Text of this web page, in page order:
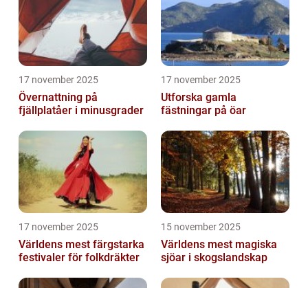
17 november 2025
Övernattning på
fjällplatåer i minusgrader
17 november 2025
Utforska gamla
fästningar på öar
17 november 2025
Världens mest färgstarka
festivaler för folkdräkter
15 november 2025
Världens mest magiska
sjöar i skogslandskap